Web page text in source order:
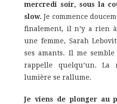
mercredi soir, sous la
slow.Je commence
finalement, il n’y a rien
une femme, Sarah
ses amants. Il me
rappelle quelqu’un. La
lumière se rallume.
Je viens de plonger au